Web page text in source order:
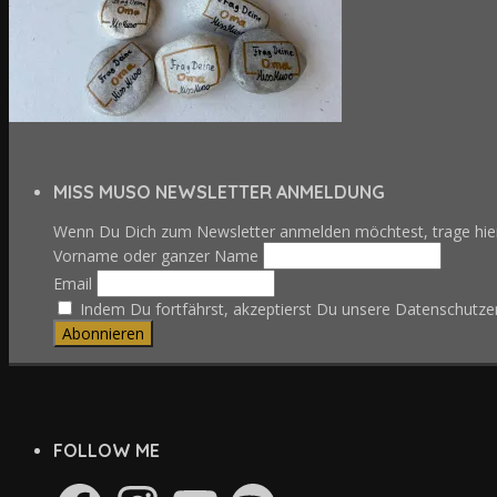
MISS MUSO NEWSLETTER ANMELDUNG
Wenn Du Dich zum Newsletter anmelden möchtest, trage
Vorname oder ganzer Name
Email
Indem Du fortfährst, akzeptierst Du unsere
FOLLOW ME
FacebookInstagramYouTube Spotify